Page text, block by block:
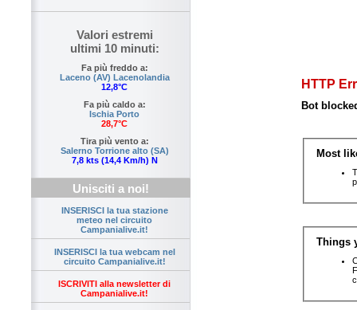
Valori estremi
ultimi 10 minuti:
Fa più freddo a:
Laceno (AV) Lacenolandia
12,8°C
Fa più caldo a:
Ischia Porto
28,7°C
Tira più vento a:
Salerno Torrione alto (SA)
7,8 kts (14,4 Km/h) N
Unisciti a noi!
INSERISCI la tua stazione
meteo nel circuito
Campanialive.it!
INSERISCI la tua webcam nel
circuito Campanialive.it!
ISCRIVITI alla newsletter di
Campanialive.it!